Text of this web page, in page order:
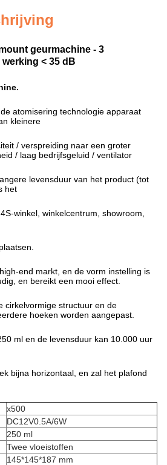
geurmachine - 3
< 35 dB
atomisering technologie apparaat
kleinere
/ verspreiding naar een groter
/ laag bedrijfsgeluid / ventilator
levensduur van het product (tot
het
winkel, winkelcentrum, showroom,
end markt, en de vorm instelling is
en bereikt een mooi effect.
cirkelvormige structuur en de
hoeken worden aangepast.
ml en de levensduur kan 10.000 uur
bijna horizontaal, en zal het plafond
x500
DC12V0.5A/6W
250 ml
Twee vloeistoffen
145*145*187 mm